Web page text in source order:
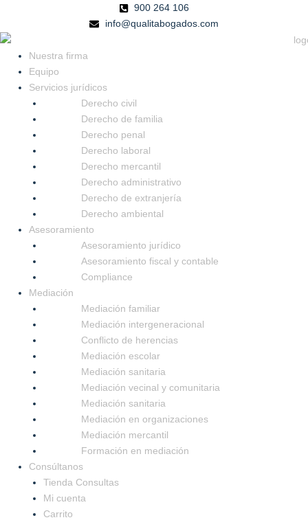
contenido
900 264 106
info@qualitabogados.com
Nuestra firma
Equipo
Servicios jurídicos
Derecho civil
Derecho de familia
Derecho penal
Derecho laboral
Derecho mercantil
Derecho administrativo
Derecho de extranjería
Derecho ambiental
Asesoramiento
Asesoramiento jurídico
Asesoramiento fiscal y contable
Compliance
Mediación
Mediación familiar
Mediación intergeneracional
Conflicto de herencias
Mediación escolar
Mediación sanitaria
Mediación vecinal y comunitaria
Mediación sanitaria
Mediación en organizaciones
Mediación mercantil
Formación en mediación
Consúltanos
Tienda Consultas
Mi cuenta
Carrito